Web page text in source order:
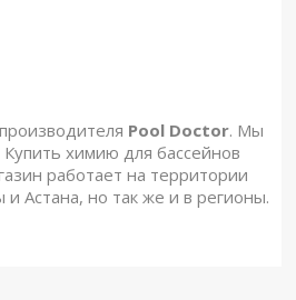
Pool Doctor. Мы
химию для бассейнов
работает на территории
Астана, но так же и в регионы.